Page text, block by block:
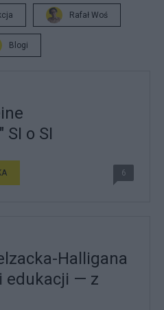
Rafał Woś
Blogi
o SI
6
Halligana
edukacji — z